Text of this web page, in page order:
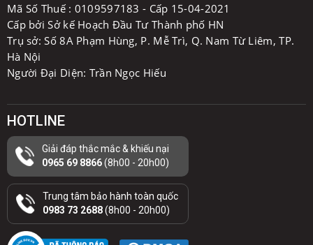
Mã Số Thuế : 0109597183 - Cấp 15-04-2021
Cấp bởi Sở kế Hoạch Đầu Tư Thành phố HN
Trụ sở: Số 8A Phạm Hùng, P. Mễ Trì, Q. Nam Từ Liêm, TP.
Hà Nội
Người Đại Diện: Trần Ngọc Hiếu
HOTLINE
Giải đáp thắc mắc & khiếu nại
0965 69 8866(8h00 - 20h00)
Trung tâm bảo hành toàn quốc
0983 73 2688(8h00 - 20h00)